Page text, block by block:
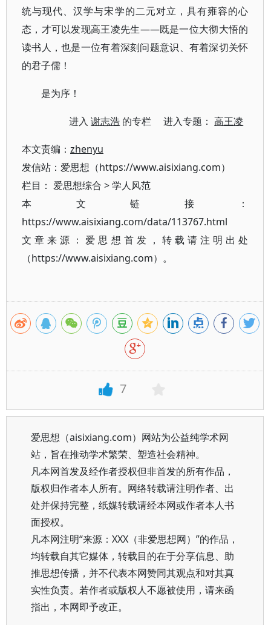
统与现代、汉学与宋学的二元对立，具有雍容的心
态，才可以发现高王凌先生——既是一位大彻大悟的
读书人，也是一位有着深刻问题意识、有着深切关怀
的君子儒！
是为序！
进入谢志浩 的专栏 进入专题：高王凌
本文责编： zhenyu
发信站：爱思想（https://www.aisixiang.com）
栏目： 爱思想综合 >学人风范
本文链接：
https://www.aisixiang.com/data/113767.html
文章来源：爱思想首发，转载请注明出处
（https://www.aisixiang.com）。
7
爱思想（aisixiang.com）网站为公益纯学术网
站，旨在推动学术繁荣、塑造社会精神。
凡本网首发及经作者授权但非首发的所有作品，
版权归作者本人所有。网络转载请注明作者、出
处并保持完整，纸媒转载请经本网或作者本人书
面授权。
凡本网注明“来源：XXX（非爱思想网）”的作品，
均转载自其它媒体，转载目的在于分享信息、助
推思想传播，并不代表本网赞同其观点和对其真
实性负责。若作者或版权人不愿被使用，请来函
指出，本网即予改正。